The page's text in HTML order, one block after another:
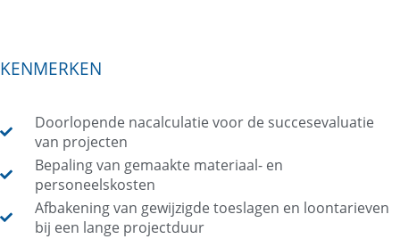
KENMERKEN
Doorlopende nacalculatie voor de succesevaluatie
van projecten
Bepaling van gemaakte materiaal- en
personeelskosten
Afbakening van gewijzigde toeslagen en loontarieven
bij een lange projectduur